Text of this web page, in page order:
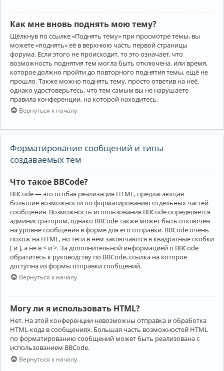
Как мне вновь поднять мою тему?
Щёлкнув по ссылке «Поднять тему» при просмотре темы, вы
можете «поднять» её в верхнюю часть первой страницы
форума. Если этого не происходит, то это означает, что
возможность поднятия тем могла быть отключена, или время,
которое должно пройти до повторного поднятия темы, ещё не
прошло. Также можно поднять тему, просто ответив на неё,
однако удостоверьтесь, что тем самым вы не нарушаете
правила конференции, на которой находитесь.
Вернуться к началу
Форматирование сообщений и типы
создаваемых тем
Что такое BBCode?
BBCode — это особая реализация HTML, предлагающая
большие возможности по форматированию отдельных частей
сообщения. Возможность использования BBCode определяется
администратором, однако BBCode также может быть отключён
на уровне сообщения в форме для его отправки. BBCode очень
похож на HTML, но теги в нём заключаются в квадратные скобки
[ и ], а не в < и >. За дополнительной информацией о BBCode
обратитесь к руководству по BBCode, ссылка на которое
доступна из формы отправки сообщений.
Вернуться к началу
Могу ли я использовать HTML?
Нет. На этой конференции невозможны отправка и обработка
HTML-кода в сообщениях. Большая часть возможностей HTML
по форматированию сообщений может быть реализована с
использованием BBCode.
Вернуться к началу